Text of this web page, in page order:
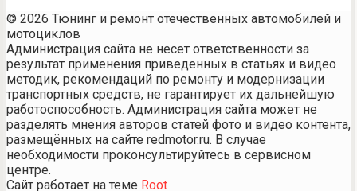
© 2026 Тюнинг и ремонт отечественных автомобилей и
мотоциклов
Администрация сайта не несет ответственности за
результат применения приведенных в статьях и видео
методик, рекомендаций по ремонту и модернизации
транспортных средств, не гарантирует их дальнейшую
работоспособность. Администрация сайта может не
разделять мнения авторов статей фото и видео контента,
размещённых на сайте redmotor.ru. В случае
необходимости проконсультируйтесь в сервисном
центре.
Сайт работает на теме Root